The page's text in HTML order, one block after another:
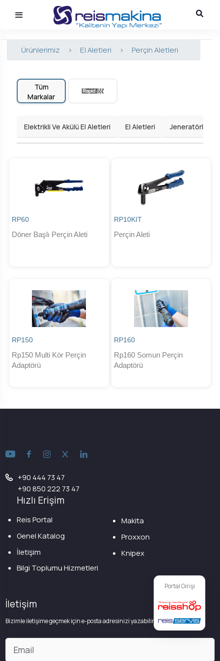
Ürünlerimiz > El Aletleri > Perçin Aletleri
Tüm
Markalar
Elektrikli Ve Akülü El Aletleri El Aletleri Jeneratörler
RP60
Döner Başlı Perçin Aleti
RP10KIT
Perçin Aleti
RP150
Rp150 Multi Kör Perçin
Adaptörü
RP160
Rp160 Somun Perçin
Adaptörü
Portal Girişi
+90 444 73 47
+90 850 222 73 47
Hızlı Erişim
Reis Portal
Genel Katalog
İletişim
Bilgi Toplumu Hizmetleri
Makita
Proxxon
Knipex
İletişim
Bizimle iletişime geçmek için e-posta adresinizi yazabilirsiniz